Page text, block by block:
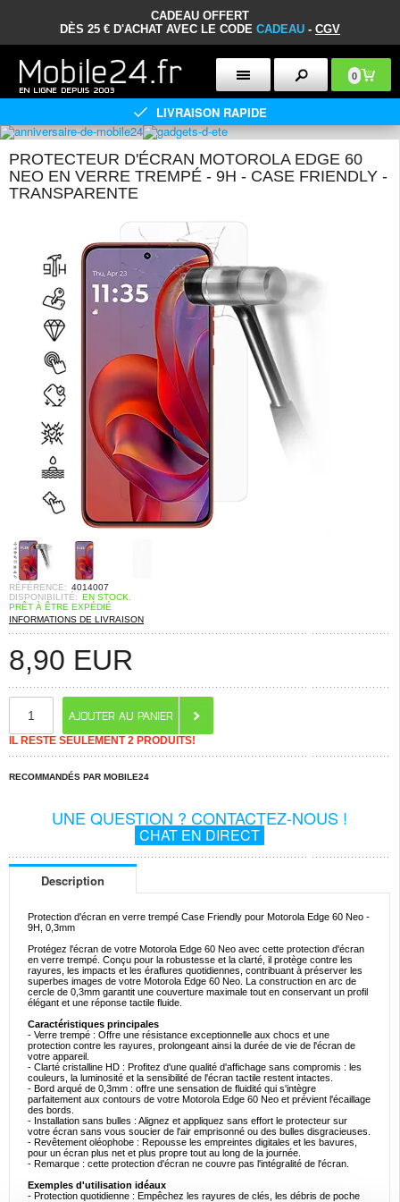
CADEAU OFFERT
DÈS 25 € D'ACHAT AVEC LE CODE CADEAU - CGV
0
LIVRAISON RAPIDE
PROTECTEUR D'ÉCRAN MOTOROLA EDGE 60
NEO EN VERRE TREMPÉ - 9H - CASE FRIENDLY -
TRANSPARENTE
RÉFÉRENCE: 4014007
DISPONIBILITÉ: EN STOCK.
PRÊT À ÊTRE EXPÉDIÉ
INFORMATIONS DE LIVRAISON
8,90 EUR
IL RESTE SEULEMENT 2 PRODUITS!
RECOMMANDÉS PAR MOBILE24
UNE QUESTION ? CONTACTEZ-NOUS !
CHAT EN DIRECT
Description
Protection d'écran en verre trempé Case Friendly pour Motorola Edge 60 Neo -
9H, 0,3mm
Protégez l'écran de votre Motorola Edge 60 Neo avec cette protection d'écran
en verre trempé. Conçu pour la robustesse et la clarté, il protège contre les
rayures, les impacts et les éraflures quotidiennes, contribuant à préserver les
superbes images de votre Motorola Edge 60 Neo. La construction en arc de
cercle de 0,3mm garantit une couverture maximale tout en conservant un profil
élégant et une réponse tactile fluide.
Caractéristiques principales
- Verre trempé : Offre une résistance exceptionnelle aux chocs et une
protection contre les rayures, prolongeant ainsi la durée de vie de l'écran de
votre appareil.
- Clarté cristalline HD : Profitez d'une qualité d'affichage sans compromis : les
couleurs, la luminosité et la sensibilité de l'écran tactile restent intactes.
- Bord arqué de 0,3mm : offre une sensation de fluidité qui s'intègre
parfaitement aux contours de votre Motorola Edge 60 Neo et prévient l'écaillage
des bords.
- Installation sans bulles : Alignez et appliquez sans effort le protecteur sur
votre écran sans vous soucier de l'air emprisonné ou des bulles disgracieuses.
- Revêtement oléophobe : Repousse les empreintes digitales et les bavures,
pour un écran plus net et plus propre tout au long de la journée.
- Remarque : cette protection d'écran ne couvre pas l'intégralité de l'écran.
Exemples d'utilisation idéaux
- Protection quotidienne : Empêchez les rayures de clés, les débris de poche